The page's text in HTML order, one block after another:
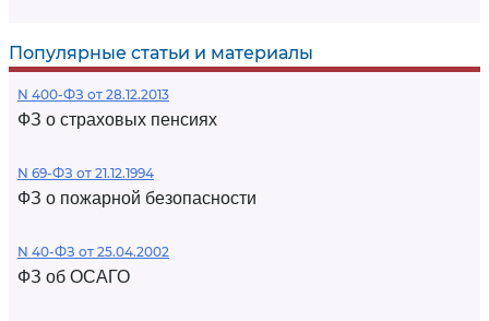
Популярные статьи и материалы
N 400-ФЗ от 28.12.2013
ФЗ о страховых пенсиях
N 69-ФЗ от 21.12.1994
ФЗ о пожарной безопасности
N 40-ФЗ от 25.04.2002
ФЗ об ОСАГО